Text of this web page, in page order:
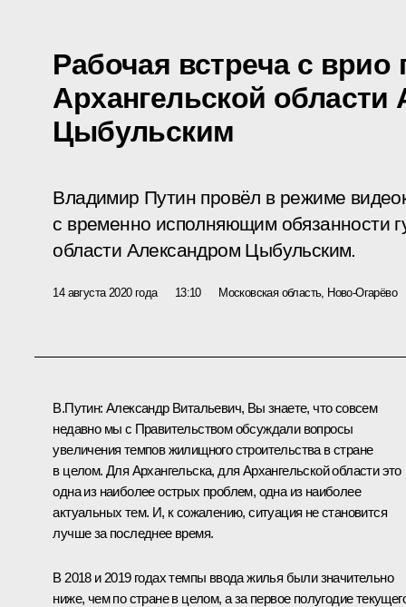
Рабочая встреча с врио
Архангельской области
Цыбульским
Владимир Путин провёл в режиме
с временно исполняющим обязанности
области Александром Цыбульским.
14 августа 2020 года 13:10 Московская область, Ново-Огарёво
В.Путин: Александр Витальевич, Вы знаете, что совсем
недавно мы с Правительством обсуждали вопросы
увеличения темпов жилищного строительства в стране
в целом. Для Архангельска, для Архангельской области это
одна из наиболее острых проблем, одна из наиболее
актуальных тем. И, к сожалению, ситуация не становится
лучше за последнее время.
В 2018 и 2019 годах темпы ввода жилья были значительно
ниже, чем по стране в целом, а за первое полугодие